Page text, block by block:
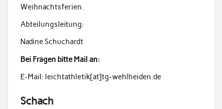
Weihnachtsferien.
Abteilungsleitung:
Nadine Schuchardt
Bei Fragen bitte Mail an:
E-Mail: leichtathletik[at]tg-wehlheiden.de
Schach